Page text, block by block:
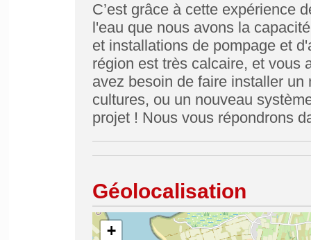
C’est grâce à cette expérience
l'eau que nous avons la
et installations de pompage et
région est très calcaire, et vous
avez besoin de faire installer
cultures, ou un nouveau
projet ! Nous vous répondrons
Géolocalisation
+